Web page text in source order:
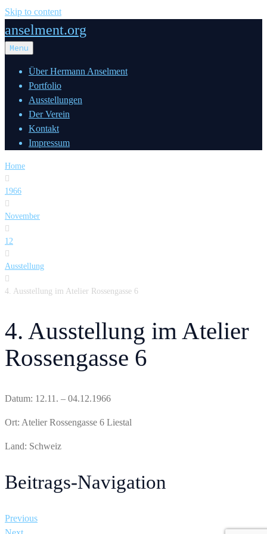
Skip to content
anselment.org
Menu
Über Hermann Anselment
Portfolio
Ausstellungen
Der Verein
Kontakt
Impressum
Home

1966

November

12

Ausstellung

4. Ausstellung im Atelier Rossengasse 6
4. Ausstellung im Atelier
Rossengasse 6
Datum: 12.11. – 04.12.1966
Ort: Atelier Rossengasse 6 Liestal
Land: Schweiz
Beitrags-Navigation
Previous